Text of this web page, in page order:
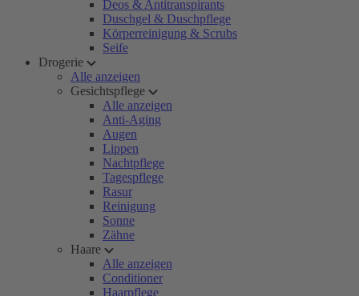
Deos & Antitranspirants
Duschgel & Duschpflege
Körperreinigung & Scrubs
Seife
Drogerie
Alle anzeigen
Gesichtspflege
Alle anzeigen
Anti-Aging
Augen
Lippen
Nachtpflege
Tagespflege
Rasur
Reinigung
Sonne
Zähne
Haare
Alle anzeigen
Conditioner
Haarpflege